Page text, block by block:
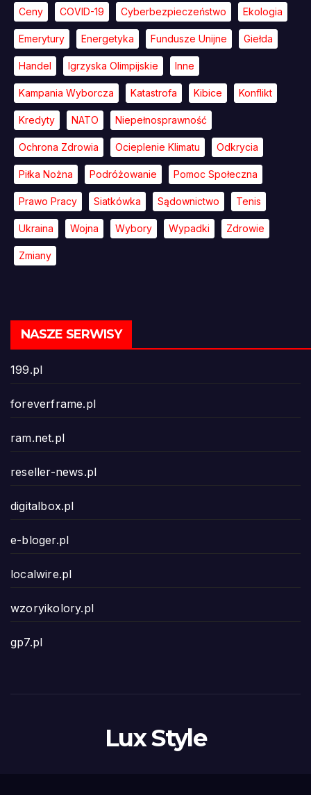
Ceny COVID-19 Cyberbezpieczeństwo Ekologia
Emerytury Energetyka Fundusze Unijne Giełda
Handel Igrzyska Olimpijskie Inne
Kampania Wyborcza Katastrofa Kibice Konflikt
Kredyty NATO Niepełnosprawność
Ochrona Zdrowia Ocieplenie Klimatu Odkrycia
Piłka Nożna Podróżowanie Pomoc Społeczna
Prawo Pracy Siatkówka Sądownictwo Tenis
Ukraina Wojna Wybory Wypadki Zdrowie
Zmiany
NASZE SERWISY
199.pl
foreverframe.pl
ram.net.pl
reseller-news.pl
digitalbox.pl
e-bloger.pl
localwire.pl
wzoryikolory.pl
gp7.pl
Lux Style